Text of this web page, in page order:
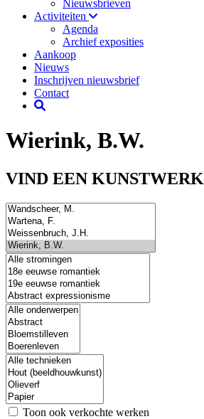
Nieuwsbrieven
Activiteiten
Agenda
Archief exposities
Aankoop
Nieuws
Inschrijven nieuwsbrief
Contact
Wierink, B.W.
VIND EEN KUNSTWERK
Toon ook verkochte werken